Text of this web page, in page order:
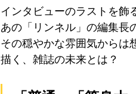
インタビューのラストを飾
あの「リンネル」の編集長
その穏やかな雰囲気からは
描く、雑誌の未来とは？